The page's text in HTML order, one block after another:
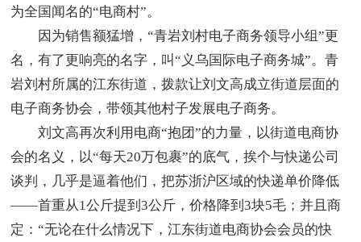
为全国闻名的“电商村”。
因为销售额猛增，“青岩刘村电子商务领导小组”更
名，有了更响亮的名字，叫“义乌国际电子商务城”。青
岩刘村所属的江东街道，拨款让刘文高成立街道层面的
电子商务协会，带领其他村子发展电子商务。
刘文高再次利用电商“抱团”的力量，以街道电商协
会的名义，以“每天20万包裹”的底气，挨个与快递公司
谈判，几乎是逼着他们，把苏浙沪区域的快递单价降低
——首重从1公斤提到3公斤，价格降到3块5毛；并且商
定：“无论在什么情况下，江东街道电商协会会员的快